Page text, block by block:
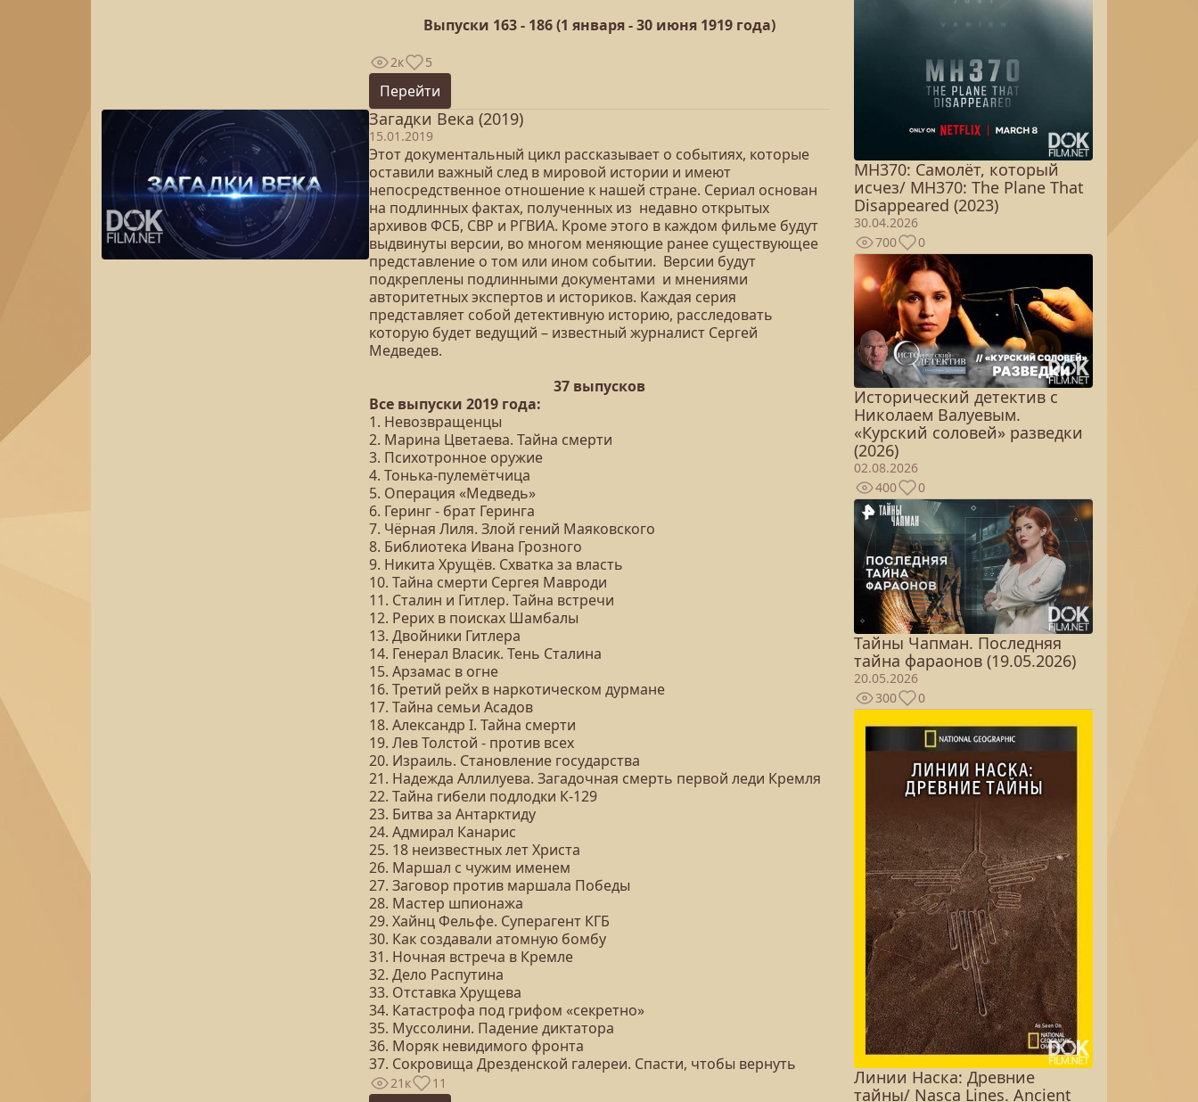
Выпуски 163 - 186 (1 января - 30 июня 1919 года)
2к 5
Перейти
Загадки Века (2019)
15.01.2019
Этот документальный цикл рассказывает о событиях, которые
оставили важный след в мировой истории и имеют
непосредственное отношение к нашей стране. Сериал основан
на подлинных фактах, полученных из недавно открытых
архивов ФСБ, СВР и РГВИА. Кроме этого в каждом фильме будут
выдвинуты версии, во многом меняющие ранее существующее
представление о том или ином событии. Версии будут
подкреплены подлинными документами и мнениями
авторитетных экспертов и историков. Каждая серия
представляет собой детективную историю, расследовать
которую будет ведущий – известный журналист Сергей
Медведев.
37 выпусков
Все выпуски 2019 года:
1. Невозвращенцы
2. Марина Цветаева. Тайна смерти
3. Психотронное оружие
4. Тонька-пулемётчица
5. Операция «Медведь»
6. Геринг - брат Геринга
7. Чёрная Лиля. Злой гений Маяковского
8. Библиотека Ивана Грозного
9. Никита Хрущёв. Схватка за власть
10. Тайна смерти Сергея Мавроди
11. Сталин и Гитлер. Тайна встречи
12. Рерих в поисках Шамбалы
13. Двойники Гитлера
14. Генерал Власик. Тень Сталина
15. Арзамас в огне
16. Третий рейх в наркотическом дурмане
17. Тайна семьи Асадов
18. Александр I. Тайна смерти
19. Лев Толстой - против всех
20. Израиль. Становление государства
21. Надежда Аллилуева. Загадочная смерть первой леди Кремля
22. Тайна гибели подлодки К-129
23. Битва за Антарктиду
24. Адмирал Канарис
25. 18 неизвестных лет Христа
26. Маршал с чужим именем
27. Заговор против маршала Победы
28. Мастер шпионажа
29. Хайнц Фельфе. Суперагент КГБ
30. Как создавали атомную бомбу
31. Ночная встреча в Кремле
32. Дело Распутина
33. Отставка Хрущева
34. Катастрофа под грифом «секретно»
35. Муссолини. Падение диктатора
36. Моряк невидимого фронта
37. Сокровища Дрезденской галереи. Спасти, чтобы вернуть
21к 11
MH370: Самолёт, который
исчез/ MH370: The Plane That
Disappeared (2023)
30.04.2026
700
0
Исторический детектив с
Николаем Валуевым.
«Курский соловей» разведки
(2026)
02.08.2026
400
0
Тайны Чапман. Последняя
тайна фараонов (19.05.2026)
20.05.2026
300
0
Линии Наска: Древние
тайны/ Nasca Lines. Ancient